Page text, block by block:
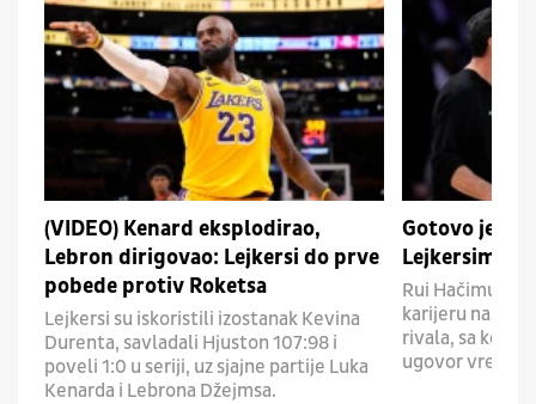
(VIDEO) Kenard eksplodirao,
Lebron dirigovao: Lejkersi do prve
pobede protiv Roketsa
Lejkersi su iskoristili izostanak Kevina
Durenta, savladali Hjuston 107:98 i
poveli 1:0 u seriji, uz sjajne partije Luka
Kenarda i Lebrona Džejmsa.
Gotovo je:
Lejkersima
Rui Hačimura
karijeru
rivala, sa kojim
ugovor vredan